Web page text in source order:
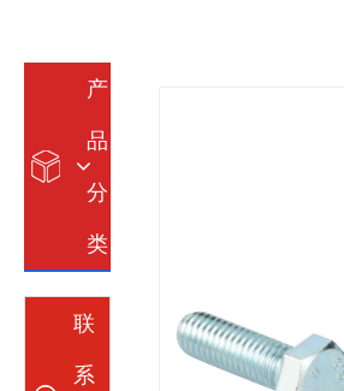
产
品
分
类
联
系